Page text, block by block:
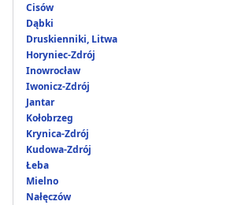
Cisów
Dąbki
Druskienniki, Litwa
Horyniec-Zdrój
Inowrocław
Iwonicz-Zdrój
Jantar
Kołobrzeg
Krynica-Zdrój
Kudowa-Zdrój
Łeba
Mielno
Nałęczów